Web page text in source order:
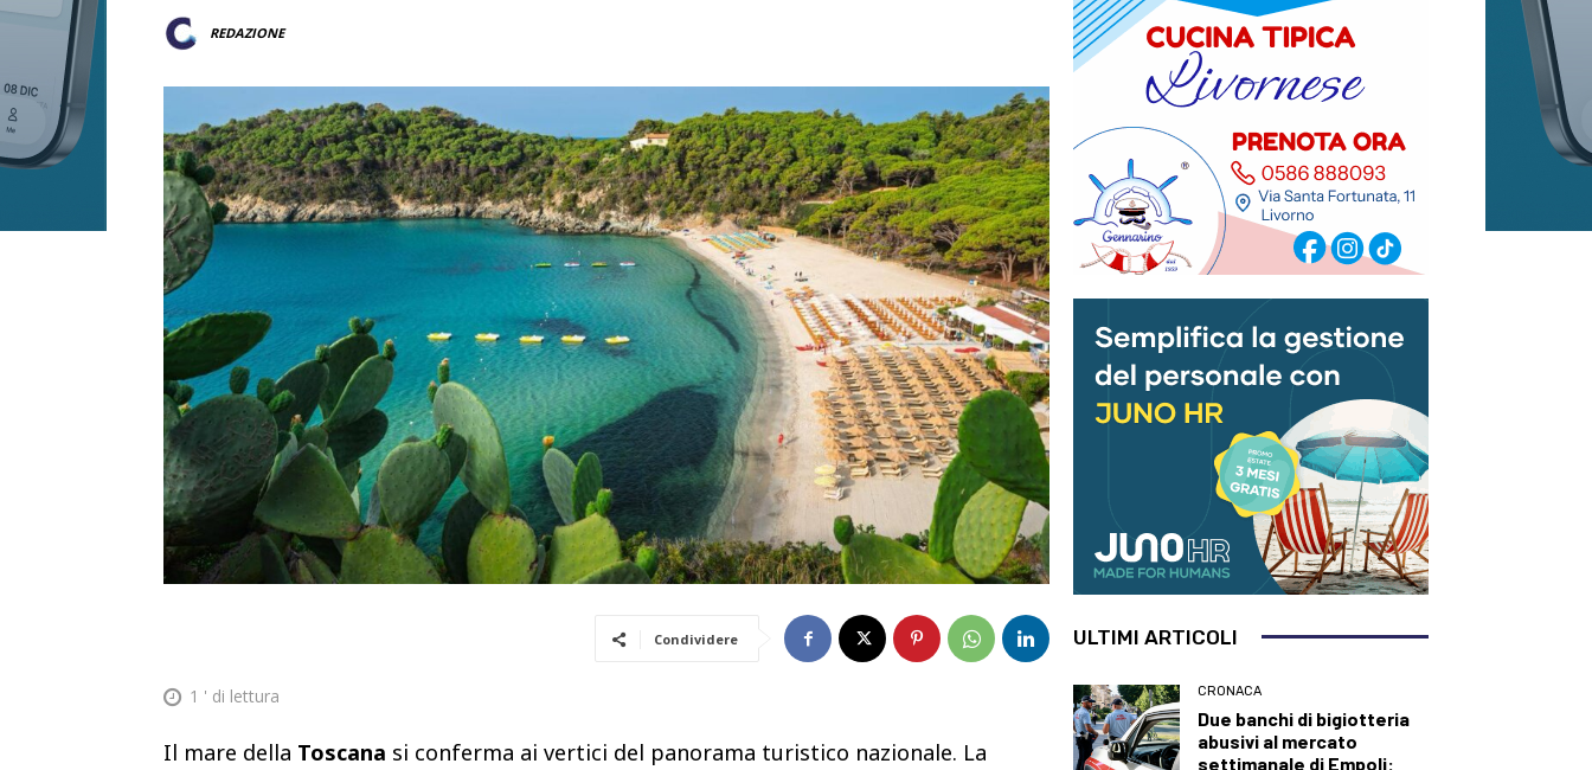
REDAZIONE
Condividere
1 ' di lettura
Il mare della Toscana si conferma ai vertici del panorama turistico nazionale. La
ULTIMI ARTICOLI
CRONACA
Due banchi di bigiotteria
abusivi al mercato
settimanale di Empoli: